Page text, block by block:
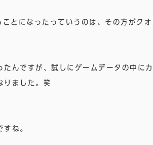
になったっていうのは、その方がクオ
んですが、試しにゲームデータの中
ました。笑
ね。